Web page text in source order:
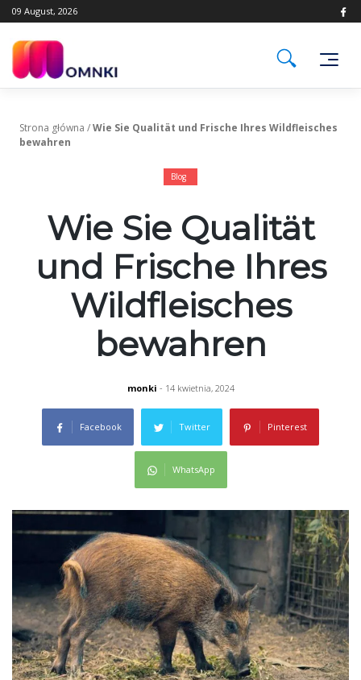
Skip
to
09 August, 2026
Strona główna /Wie Sie Qualität und Frische Ihres Wildfleisches
bewahren
Blog
Wie Sie Qualität
und Frische Ihres
Wildfleisches
bewahren
monki - 14 kwietnia, 2024
Facebook Twitter Pinterest
WhatsApp